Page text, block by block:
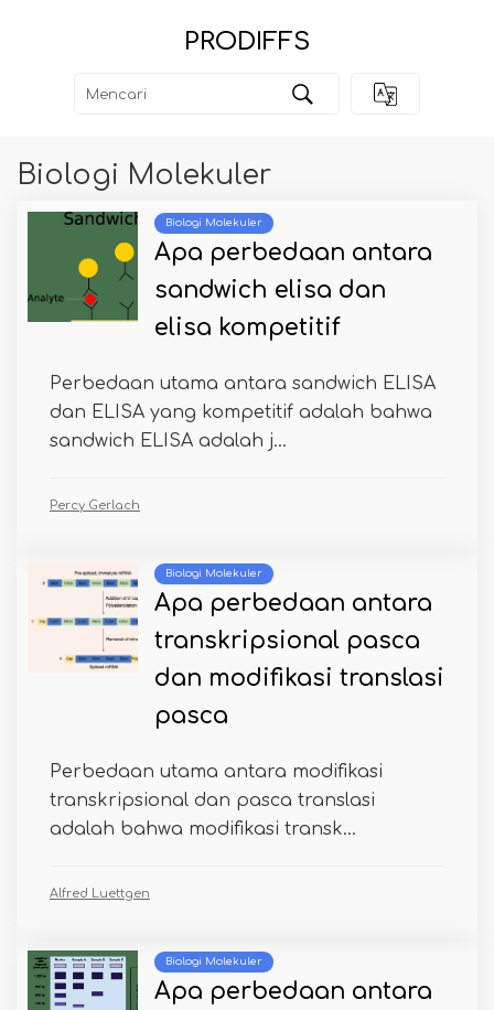
PRODIFFS
Biologi Molekuler
Biologi Molekuler
Apa perbedaan antara
sandwich elisa dan
elisa kompetitif
Perbedaan utama antara sandwich ELISA
dan ELISA yang kompetitif adalah bahwa
sandwich ELISA adalah j...
Percy Gerlach
Biologi Molekuler
Apa perbedaan antara
transkripsional pasca
dan modifikasi translasi
pasca
Perbedaan utama antara modifikasi
transkripsional dan pasca translasi
adalah bahwa modifikasi transk...
Alfred Luettgen
Biologi Molekuler
Apa perbedaan antara